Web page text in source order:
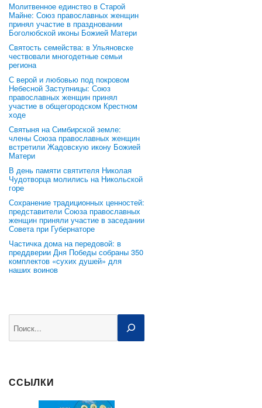
Молитвенное единство в Старой
Майне: Союз православных женщин
принял участие в праздновании
Боголюбской иконы Божией Матери
Святость семейства: в Ульяновске
чествовали многодетные семьи
региона
С верой и любовью под покровом
Небесной Заступницы: Союз
православных женщин принял
участие в общегородском Крестном
ходе
Святыня на Симбирской земле:
члены Союза православных женщин
встретили Жадовскую икону Божией
Матери
В день памяти святителя Николая
Чудотворца молились на Никольской
горе
Сохранение традиционных ценностей:
представители Союза православных
женщин приняли участие в заседании
Совета при Губернаторе
Частичка дома на передовой: в
преддверии Дня Победы собраны 350
комплектов «сухих душей» для
наших воинов
ССЫЛКИ